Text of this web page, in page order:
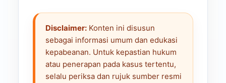
Disclaimer: Konten ini disusun
sebagai informasi umum dan edukasi
kepabeanan. Untuk kepastian hukum
atau penerapan pada kasus tertentu,
selalu periksa dan rujuk sumber resmi